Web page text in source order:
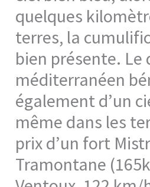
quelques
terres, la
bien présente. Le
méditerranéen
également d’un
même dans les
prix d’un fort
Tramontane